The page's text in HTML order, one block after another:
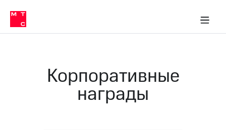
Медиа-центр
и акционерам
Устойчивое развитие
Комплаенс и деловая этика
компании
Карьера
в МТС
в МТС
Корпоративные
награды